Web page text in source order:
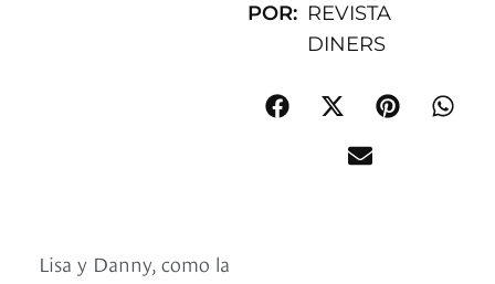
POR: REVISTA
DINERS
Lisa y Danny, como la